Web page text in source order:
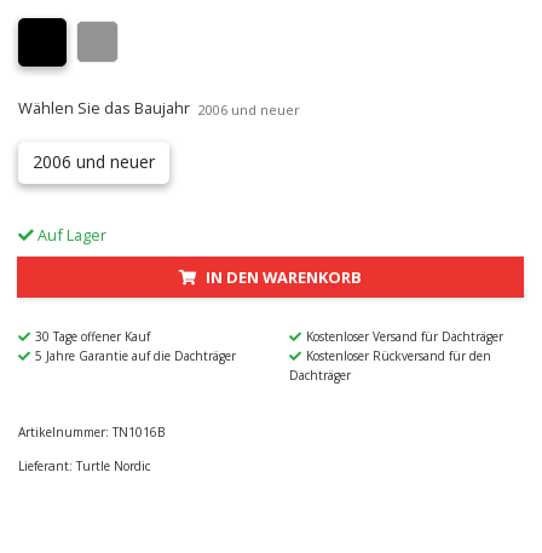
Wählen Sie das Baujahr 2006 und neuer
2006 und neuer
Auf Lager
IN DEN WARENKORB
30 Tage offener Kauf
Kostenloser Versand für Dachträger
5 Jahre Garantie auf die Dachträger
Kostenloser Rückversand für den
Dachträger
Artikelnummer: TN1016B
Lieferant: Turtle Nordic